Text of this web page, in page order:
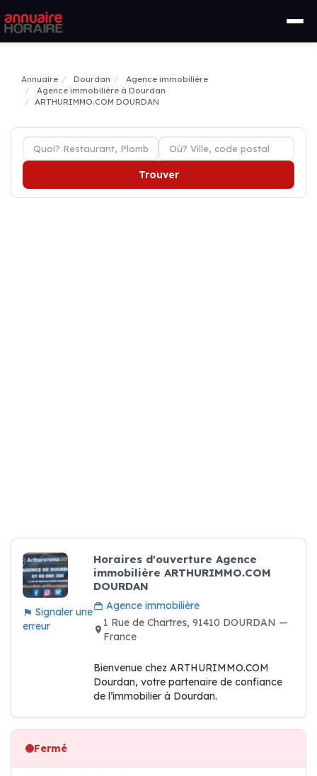
Annuaire Dourdan
Agence immobilière
Agence immobilière à Dourdan
ARTHURIMMO.COM DOURDAN
Trouver
Signaler une
erreur
Horaires d'ouverture Agence
immobilière ARTHURIMMO.COM
DOURDAN
Agence immobilière
1 Rue de Chartres, 91410 DOURDAN —
France
Bienvenue chez ARTHURIMMO.COM
Dourdan, votre partenaire de confiance
de l’immobilier à Dourdan.
Fermé